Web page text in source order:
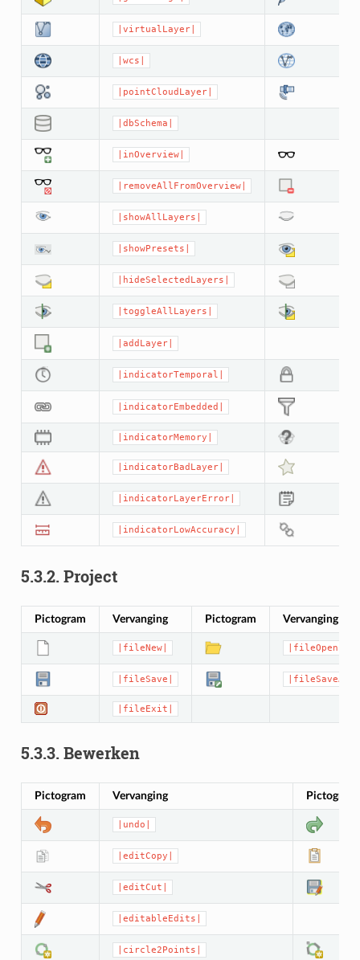
|virtualLayer|
|wcs|
|pointCloudLayer|
|dbSchema|
|inOverview|
|removeAllFromOverview|
|showAllLayers|
|showPresets|
|hideSelectedLayers|
|toggleAllLayers|
|addLayer|
|indicatorTemporal|
|indicatorEmbedded|
|indicatorMemory|
|indicatorBadLayer|
|indicatorLayerError|
|indicatorLowAccuracy|
5.3.2. Project
Pictogram Vervanging Pictogram Vervanging
|fileNew| |fileOpen|
|fileSave| |fileSaveAs|
|fileExit|
5.3.3. Bewerken
Pictogram Vervanging Pictogram
|undo|
|editCopy|
|editCut|
|editableEdits|
|circle2Points|